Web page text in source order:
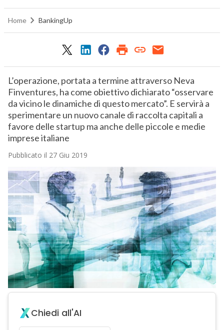
Home BankingUp
L’operazione, portata a termine attraverso Neva
Finventures, ha come obiettivo dichiarato “osservare
da vicino le dinamiche di questo mercato”. E servirà a
sperimentare un nuovo canale di raccolta capitali a
favore delle startup ma anche delle piccole e medie
imprese italiane
Pubblicato il 27 Giu 2019
Chiedi all'AI